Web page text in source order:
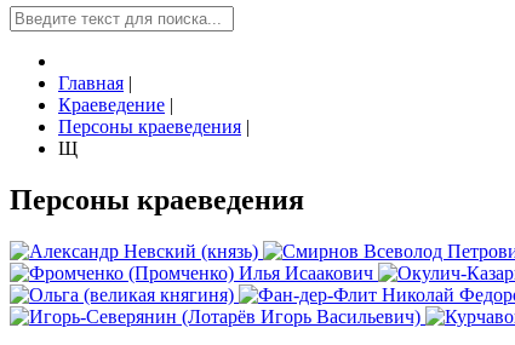
Главная |
Краеведение |
Персоны краеведения |
Щ
Персоны краеведения